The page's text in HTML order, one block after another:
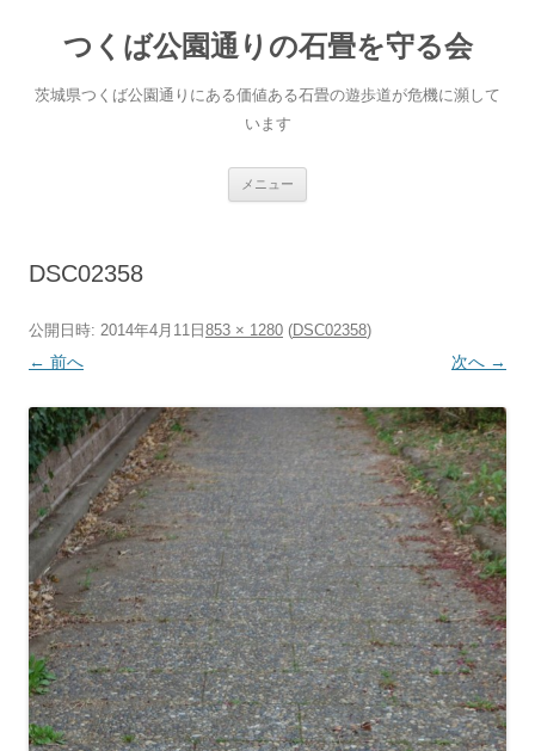
へ
ス
つくば公園通りの石畳を守る会
茨城県つくば公園通りにある価値ある石畳の遊歩道が危機に瀕して
います
メニュー
DSC02358
公開日時: 2014年4月11日 853 × 1280 (DSC02358)
← 前へ 次へ →